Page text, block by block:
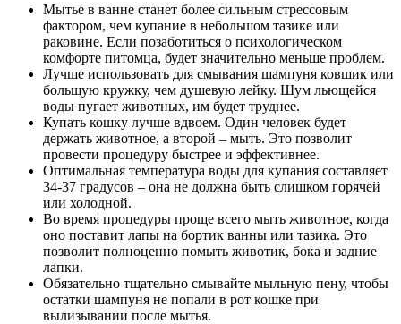
Мытье в ванне станет более сильным стрессовым
фактором, чем купание в небольшом тазике или
раковине. Если позаботиться о психологическом
комфорте питомца, будет значительно меньше проблем.
Лучше использовать для смывания шампуня ковшик или
большую кружку, чем душевую лейку. Шум льющейся
воды пугает животных, им будет труднее.
Купать кошку лучше вдвоем. Один человек будет
держать животное, а второй – мыть. Это позволит
провести процедуру быстрее и эффективнее.
Оптимальная температура воды для купания составляет
34-37 градусов – она не должна быть слишком горячей
или холодной.
Во время процедуры проще всего мыть животное, когда
оно поставит лапы на бортик ванны или тазика. Это
позволит полноценно помыть животик, бока и задние
лапки.
Обязательно тщательно смывайте мыльную пену, чтобы
остатки шампуня не попали в рот кошке при
вылизывании после мытья.